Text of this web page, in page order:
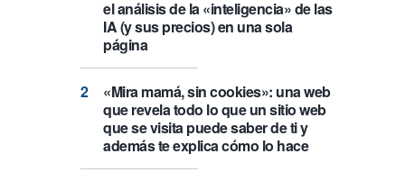
el análisis de la «inteligencia» de las
IA (y sus precios) en una sola
página
«Mira mamá, sin cookies»: una web
que revela todo lo que un sitio web
que se visita puede saber de ti y
además te explica cómo lo hace